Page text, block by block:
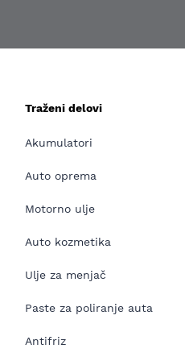
Traženi delovi
Akumulatori
Auto oprema
Motorno ulje
Auto kozmetika
Ulje za menjač
Paste za poliranje auta
Antifriz